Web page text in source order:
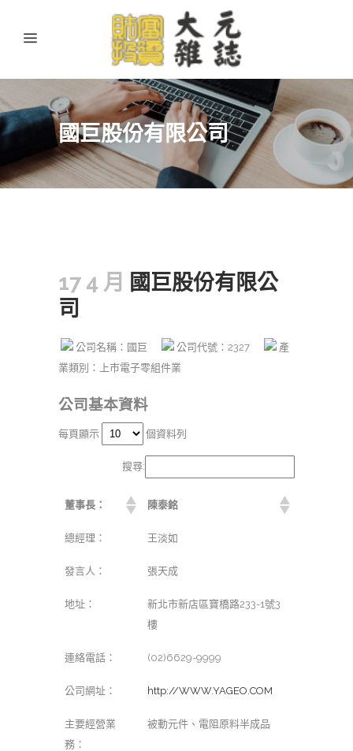
國巨股份有限公司
17 4 月 國巨股份有限公
司
公司名稱：國巨 公司代號：2327
產
業類別：上市電子零組件業
公司基本資料
每頁顯示 個資料列
搜尋:
董事長： 陳泰銘
總經理： 王淡如
發言人： 張天成
地址：
新北市新店區寶橋路233-1號3
樓
連絡電話： (02)6629-9999
公司網址： http://WWW.YAGEO.COM
主要經營業
務：
被動元件、電阻原料半成品